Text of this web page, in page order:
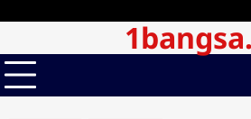
content